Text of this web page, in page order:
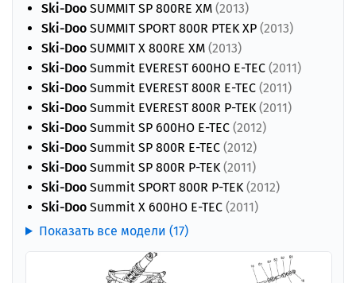
Ski-Doo SUMMIT SP 800RE XM (2013)
Ski-Doo SUMMIT SPORT 800R PTEK XP (2013)
Ski-Doo SUMMIT X 800RE XM (2013)
Ski-Doo Summit EVEREST 600HO E-TEC (2011)
Ski-Doo Summit EVEREST 800R E-TEC (2011)
Ski-Doo Summit EVEREST 800R P-TEK(2011)
Ski-Doo Summit SP 600HO E-TEC (2012)
Ski-Doo Summit SP 800R E-TEC (2012)
Ski-Doo Summit SP 800R P-TEK(2011)
Ski-Doo Summit SPORT 800R P-TEK(2012)
Ski-Doo Summit X 600HO E-TEC (2011)
Показать все модели (17)